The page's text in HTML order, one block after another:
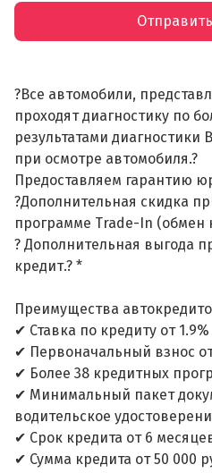
?Все автомобили,
проходят диагностику по
результатами
при осмотре автомобиля.?
Предоставляем гарантию
?Дополнительная скидка
программе Trade-In (обмен
? Дополнительная выгода
кредит.? *
Преимущества
✔ Ставка по кредиту от
✔ Первоначальный взнос
✔ Более 38 кредитных
✔ Минимальный пакет
водительское
✔ Срок кредита от 6
✔ Сумма кредита от 50 000